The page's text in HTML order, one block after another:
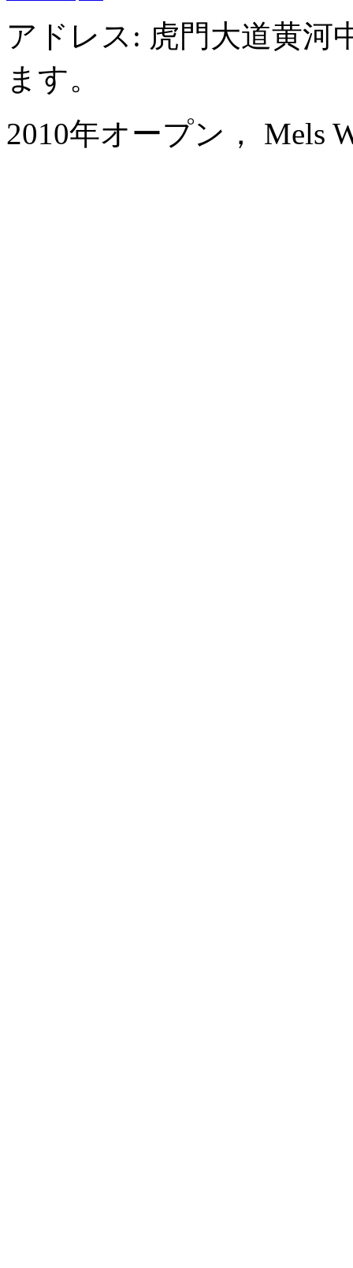
アドレス: 虎門大道黄河
ます。
2010年オープン， Mels